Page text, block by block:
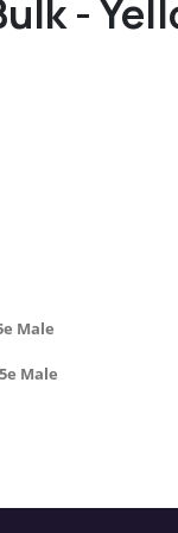
-
Male
Male